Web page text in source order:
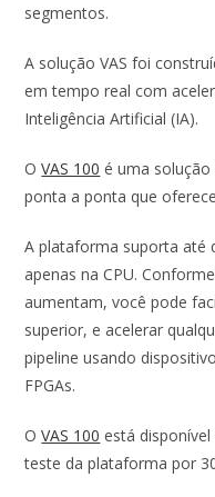
segmentos.
A solução VAS foi
em tempo real com
Inteligência Artificial (IA).
OVAS 100 é uma solução
ponta a ponta que
A plataforma suporta até
apenas na CPU.
aumentam, você pode
superior, e acelerar
pipeline usando
FPGAs.
OVAS 100 está
teste da plataforma por